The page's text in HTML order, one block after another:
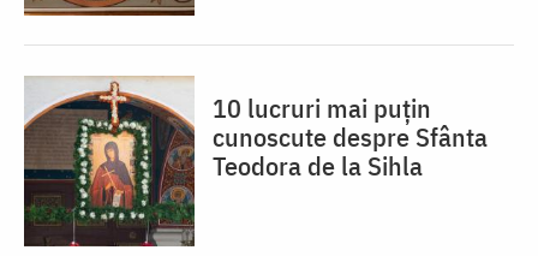
10 lucruri mai puțin
cunoscute despre Sfânta
Teodora de la Sihla